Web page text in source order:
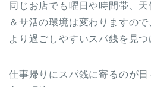
同じお店でも曜日や時間帯、
＆サ活の環境は変わりますの
より過ごしやすいスパ銭を見つ
仕事帰りにスパ銭に寄るのが日